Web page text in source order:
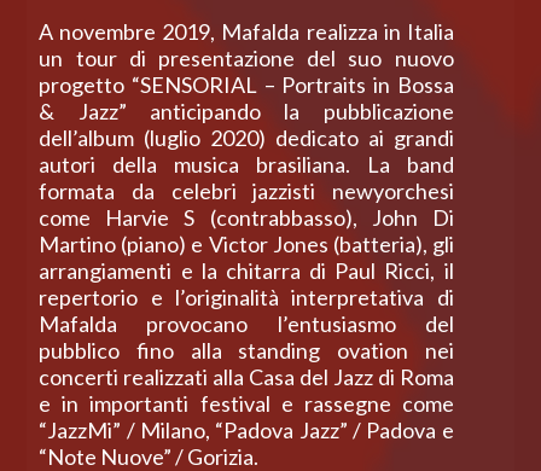
A novembre 2019, Mafalda realizza in Italia
un tour di presentazione del suo nuovo
progetto “SENSORIAL – Portraits in Bossa
& Jazz” anticipando la pubblicazione
dell’album (luglio 2020) dedicato ai grandi
autori della musica brasiliana. La band
formata da celebri jazzisti newyorchesi
come Harvie S (contrabbasso), John Di
Martino (piano) e Victor Jones (batteria), gli
arrangiamenti e la chitarra di Paul Ricci, il
repertorio e l’originalità interpretativa di
Mafalda provocano l’entusiasmo del
pubblico fino alla standing ovation nei
concerti realizzati alla Casa del Jazz di Roma
e in importanti festival e rassegne come
“JazzMi” / Milano, “Padova Jazz” / Padova e
“Note Nuove” / Gorizia.